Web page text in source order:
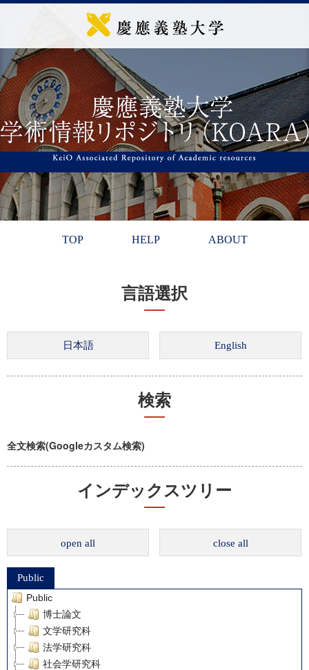
TOP HELP ABOUT
言語選択
検索
全文検索(Googleカスタム検索)
インデックスツリー
open all close all
Public
Public
博士論文
文学研究科
法学研究科
社会学研究科